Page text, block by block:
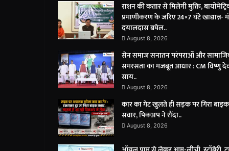
राशन की कतार से मिलेगी मुक्ति,
प्रमाणीकरण के जरिए 24×7 घंटे खाद्यान्न-
दयालदास बघेल..
August 8, 2026
सेन समाज सनातन परंपराओं और
समरसता का मजबूत आधार : CM विष्णु
साय..
August 8, 2026
कार का गेट खुलते ही सड़क पर गिरा बाइक
सवार, पिकअप ने रौंदा..
August 8, 2026